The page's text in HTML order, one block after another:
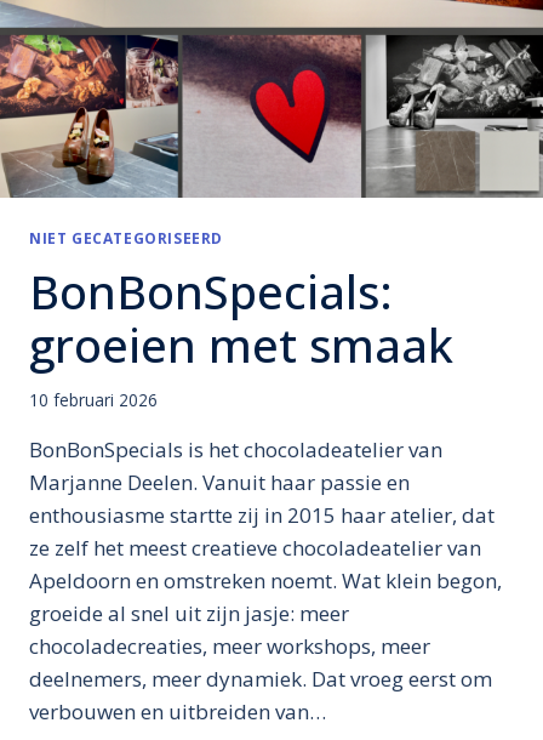
NIET GECATEGORISEERD
BonBonSpecials:
groeien met smaak
10 februari 2026
BonBonSpecials is het chocoladeatelier van
Marjanne Deelen. Vanuit haar passie en
enthousiasme startte zij in 2015 haar atelier, dat
ze zelf het meest creatieve chocoladeatelier van
Apeldoorn en omstreken noemt. Wat klein begon,
groeide al snel uit zijn jasje: meer
chocoladecreaties, meer workshops, meer
deelnemers, meer dynamiek. Dat vroeg eerst om
verbouwen en uitbreiden van…